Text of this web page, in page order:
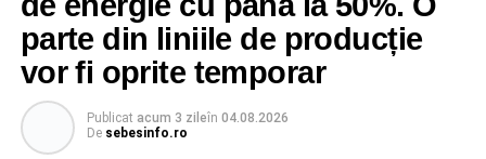
parte din liniile de producție
vor fi oprite temporar
Publicat acum 3 zileîn 04.08.2026
De sebesinfo.ro